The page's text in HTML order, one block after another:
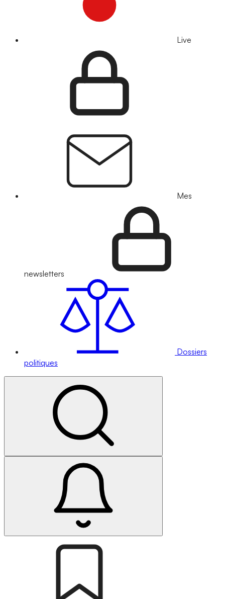
Live
Mes
newsletters
Dossiers
politiques